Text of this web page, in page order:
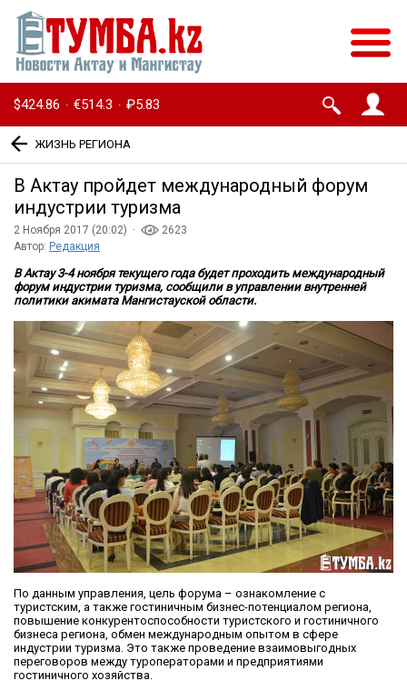
$424.86 · €514.3 · ₽5.83
ЖИЗНЬ РЕГИОНА
В Актау пройдет международный форум
индустрии туризма
2 Ноября 2017 (20:02) ·
2623
Автор: Редакция
В Актау 3-4 ноября текущего года будет проходить международный
форум индустрии туризма, сообщили в управлении внутренней
политики акимата Мангистауской области.
По данным управления, цель форума – ознакомление с
туристским, а также гостиничным бизнес-потенциалом региона,
повышение конкурентоспособности туристского и гостиничного
бизнеса региона, обмен международным опытом в сфере
индустрии туризма. Это также проведение взаимовыгодных
переговоров между туроператорами и предприятиями
гостиничного хозяйства.